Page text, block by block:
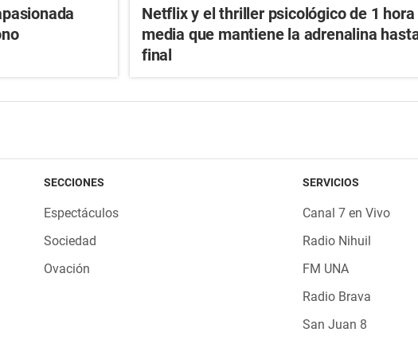
Netflix y el thriller psicológico de 1 hora
media que mantiene la adrenalina
final
SECCIONES
Espectáculos
Sociedad
Ovación
SERVICIOS
Canal 7 en Vivo
Radio Nihuil
FM UNA
Radio Brava
San Juan 8